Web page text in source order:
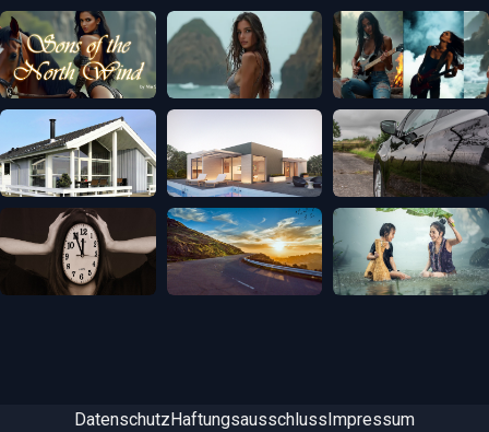
DatenschutzHaftungsausschlussImpressum